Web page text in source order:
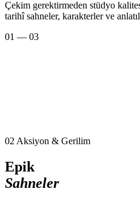
Çekim gerektirmeden stüdyo
tarihî sahneler, karakterler ve
01 — 03
02Aksiyon & Gerilim
Epik
Sahneler